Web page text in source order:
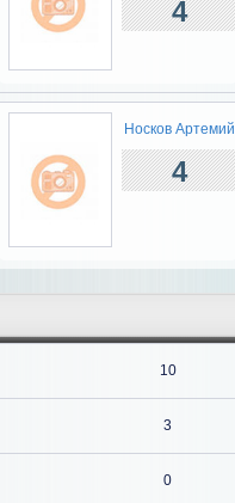
4
Носков Артемий
4
10
3
0